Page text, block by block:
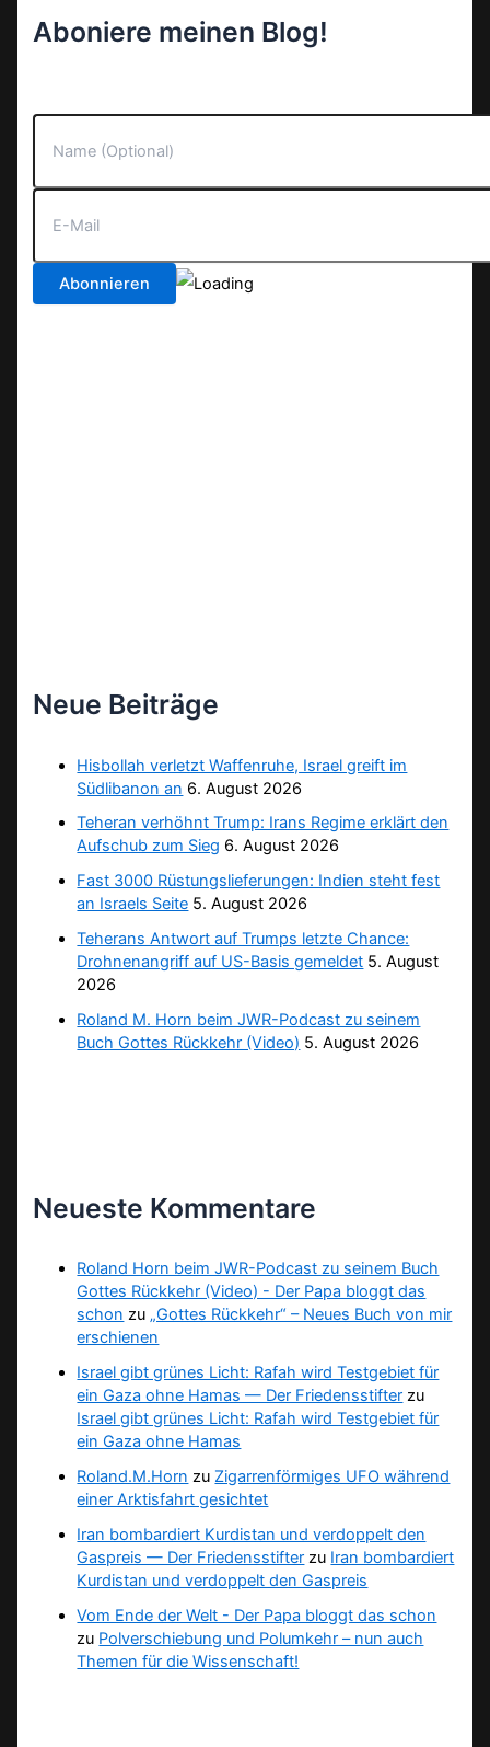
Aboniere meinen Blog!
Neue Beiträge
Hisbollah verletzt Waffenruhe, Israel greift im
Südlibanon an 6. August 2026
Teheran verhöhnt Trump: Irans Regime erklärt den
Aufschub zum Sieg 6. August 2026
Fast 3000 Rüstungslieferungen: Indien steht fest
an Israels Seite 5. August 2026
Teherans Antwort auf Trumps letzte Chance:
Drohnenangriff auf US-Basis gemeldet 5. August
2026
Roland M. Horn beim JWR-Podcast zu seinem
Buch Gottes Rückkehr (Video) 5. August 2026
Neueste Kommentare
Roland Horn beim JWR-Podcast zu seinem Buch
Gottes Rückkehr (Video) - Der Papa bloggt das
schon zu „Gottes Rückkehr“ – Neues Buch von mir
erschienen
Israel gibt grünes Licht: Rafah wird Testgebiet für
ein Gaza ohne Hamas — Der Friedensstifter zu
Israel gibt grünes Licht: Rafah wird Testgebiet für
ein Gaza ohne Hamas
Roland.M.Horn zu Zigarrenförmiges UFO während
einer Arktisfahrt gesichtet
Iran bombardiert Kurdistan und verdoppelt den
Gaspreis — Der Friedensstifter zu Iran bombardiert
Kurdistan und verdoppelt den Gaspreis
Vom Ende der Welt - Der Papa bloggt das schon
zu Polverschiebung und Polumkehr – nun auch
Themen für die Wissenschaft!